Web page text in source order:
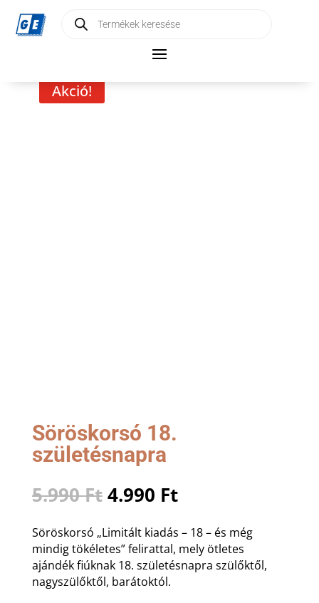
search
Akció!
Söröskorsó 18.
születésnapra
5.990Ft Original
price
was:
5.990 Ft.
4.990 FtCurrent
price
is:
4.990 Ft.
Söröskorsó „Limitált kiadás – 18 – és még
mindig tökéletes” felirattal, mely ötletes
ajándék fiúknak 18. születésnapra szülőktől,
nagyszülőktől, barátoktól.